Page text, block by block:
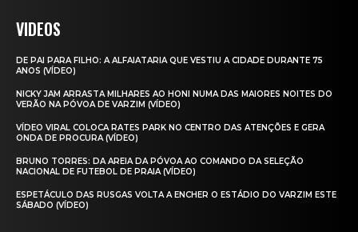
VIDEOS
DE PAI PARA FILHO: A ALFAIATARIA QUE VESTIU A CIDADE DURANTE 75
ANOS (VÍDEO)
NICKY JAM ARRASTA MILHARES AO HONI NUMA DAS MAIORES NOITES DO
VERÃO NA PÓVOA DE VARZIM (VÍDEO)
VÍDEO VIRAL COLOCA RATES PARK NO CENTRO DAS ATENÇÕES E GERA
ONDA DE PROCURA (VÍDEO)
BRUNO TORRES: DA AREIA DA PÓVOA AO COMANDO DA SELEÇÃO
NACIONAL DE FUTEBOL DE PRAIA (VÍDEO)
ESPETÁCULO DAS RUSGAS VOLTA A ENCHER O ESTÁDIO DO VARZIM ESTE
SÁBADO (VÍDEO)